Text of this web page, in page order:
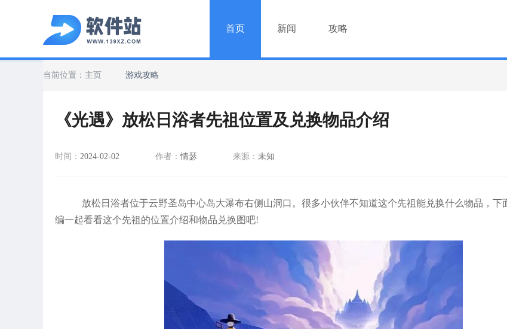
首页 新闻 攻略
当前位置： 主页 游戏攻略
《光遇》放松日浴者先祖位置及兑换物品介绍
时间： 2024-02-02 作者：情瑟 来源： 未知
放松日浴者位于云野圣岛中心岛大瀑布右侧山洞口。很多小伙伴不知道这个先祖能兑换什么物品，下
编一起看看这个先祖的位置介绍和物品兑换图吧!